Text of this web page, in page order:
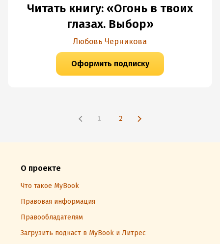
Читать книгу: «Огонь в твоих
глазах. Выбор»
Любовь Черникова
Оформить подписку
1 2
О проекте
Что такое MyBook
Правовая информация
Правообладателям
Загрузить подкаст в MyBook и Литрес